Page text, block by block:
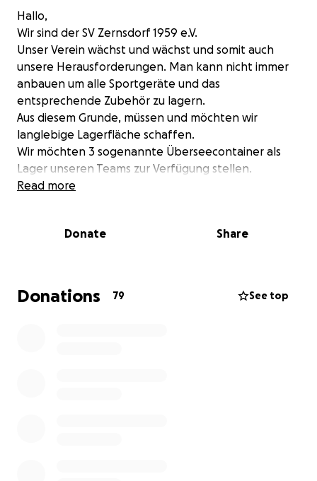
Hallo,
Wir sind der SV Zernsdorf 1959 e.V.
Unser Verein wächst und wächst und somit auch
unsere Herausforderungen. Man kann nicht immer
anbauen um alle Sportgeräte und das
entsprechende Zubehör zu lagern.
Aus diesem Grunde, müssen und möchten wir
langlebige Lagerfläche schaffen.
Wir möchten 3 sogenannte Überseecontainer als
Lager unseren Teams zur Verfügung stellen.
Wir sind auf Unterstützung angewiesen.
Read more
Donate Share
Donations 79 See top